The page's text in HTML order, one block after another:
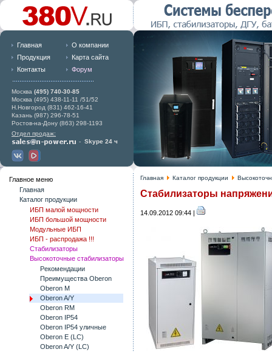
Главная
О компании
Продукция
Карта сайта
Контакты
Форум
Москва (495) 740-30-85
Москва (495) 438-11-11 /51/52
Н.Новгород (831) 462-16-41
Казань (987) 296-78-51
Ростов-на-Дону (863) 298-1193
Отдел продаж:
- Skype 24 ч
Главное меню
Главная
Каталог продукции
ИБП малой мощности
ИБП большой мощности
Модульные ИБП
ИБП - распродажа !!!
Стабилизаторы
Высокоточные стабилизаторы
Рекомендации
Преимущества Oberon
Oberon M
Oberon A/Y
Oberon RM
Oberon IP54
Oberon IP54 уличные
Oberon E (LC)
Oberon A/Y (LC)
Главная Каталог продукции
Стабилизаторы
14.09.2012 09:44 |